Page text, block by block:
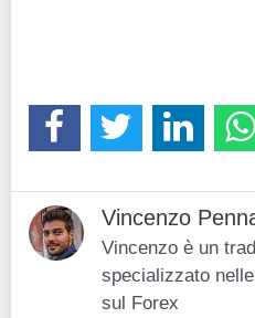
Vincenzo
Vincenzo è un
specializzato
sul Forex